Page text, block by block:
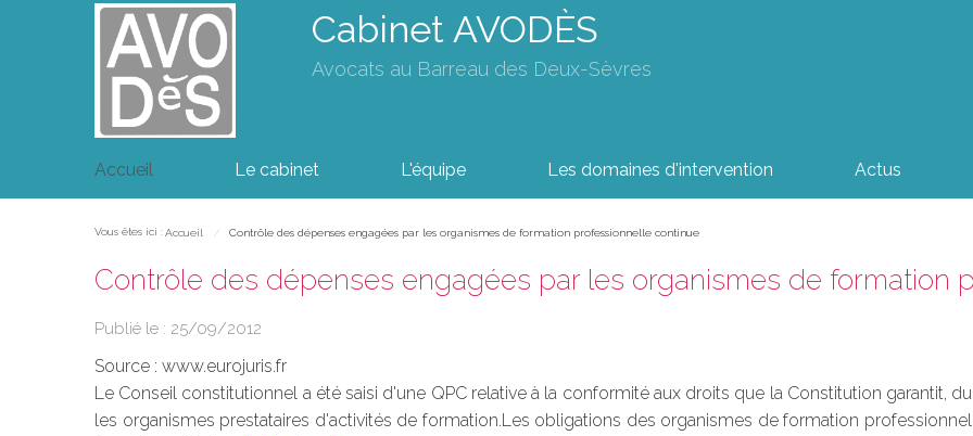
Cabinet AVODÈS
Avocats au Barreau des Deux-Sèvres
Accueil Le cabinet L'équipe Les domaines d'intervention Actus
Vous êtes ici : Accueil Contrôle des dépenses engagées par les organismes de formation professionnelle continue
Contrôle des dépenses engagées par les organismes de formation
Publié le : 25/09/2012
Source : www.eurojuris.fr
Le Conseil constitutionnel a été saisi d'une QPC relative à la conformité aux droits que la Constitution garantit,
les organismes prestataires d'activités de formation.Les obligations des organismes de formation